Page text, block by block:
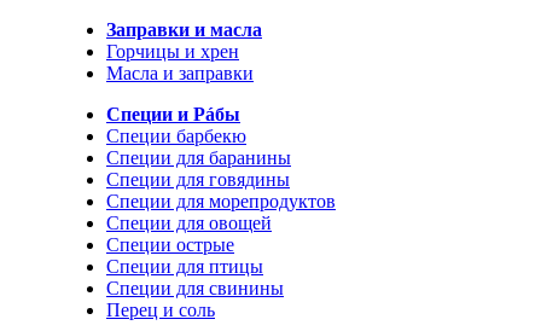
Заправки и масла
Горчицы и хрен
Масла и заправки
Специи и Рáбы
Специи барбекю
Специи для баранины
Специи для говядины
Специи для морепродуктов
Специи для овощей
Специи острые
Специи для птицы
Специи для свинины
Перец и соль